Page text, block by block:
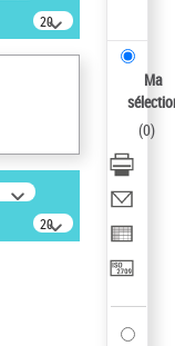
20
résultats/page
20
résultats/page
Ma
(0)